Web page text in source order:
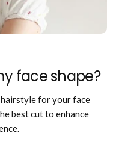
face shape?
for your face
best cut to enhance